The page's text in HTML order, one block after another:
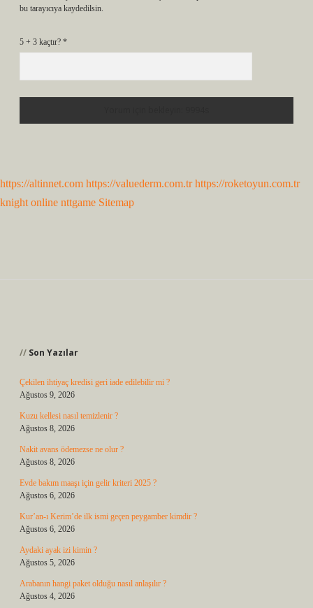
bu tarayıcıya kaydedilsin.
5 + 3 kaçtır? *
https://altinnet.com https://valuederm.com.tr https://roketoyun.com.tr
knight online nttgame Sitemap
Son Yazılar
Çekilen ihtiyaç kredisi geri iade edilebilir mi ?
Ağustos 9, 2026
Kuzu kellesi nasıl temizlenir ?
Ağustos 8, 2026
Nakit avans ödemezse ne olur ?
Ağustos 8, 2026
Evde bakım maaşı için gelir kriteri 2025 ?
Ağustos 6, 2026
Kur’an-ı Kerim’de ilk ismi geçen peygamber kimdir ?
Ağustos 6, 2026
Aydaki ayak izi kimin ?
Ağustos 5, 2026
Arabanın hangi paket olduğu nasıl anlaşılır ?
Ağustos 4, 2026